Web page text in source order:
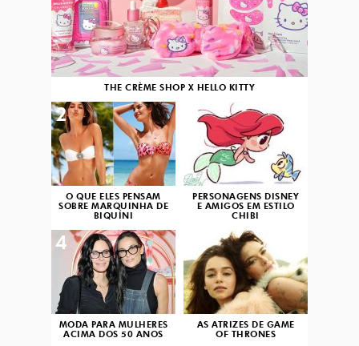
THE CRÈME SHOP X HELLO KITTY
O QUE ELES PENSAM
SOBRE MARQUINHA DE
BIQUÍNI
2
PERSONAGENS DISNEY
E AMIGOS EM ESTILO
CHIBI
3
MODA PARA MULHERES
ACIMA DOS 50 ANOS
4
AS ATRIZES DE GAME
OF THRONES